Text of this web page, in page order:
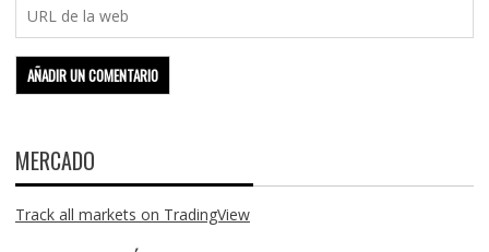
MERCADO
Track all markets on TradingView